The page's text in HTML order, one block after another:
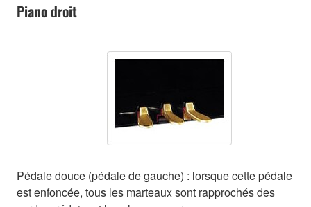
Piano droit
Pédale douce (pédale de gauche) : lorsque cette pédale
est enfoncée, tous les marteaux sont rapprochés des